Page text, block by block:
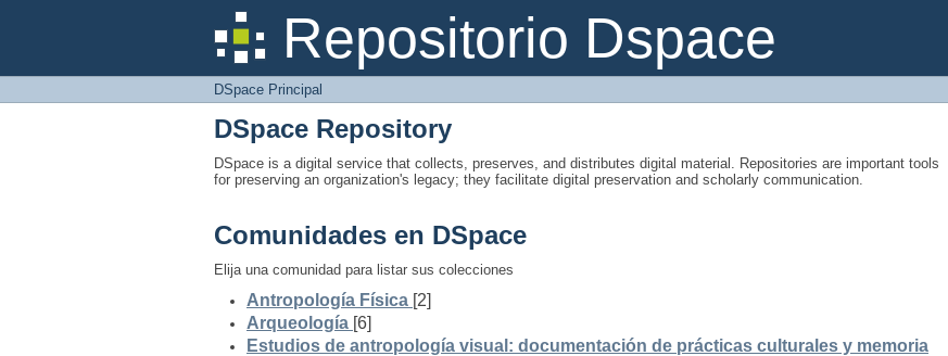
Repositorio Dspace
DSpace Principal
DSpace Principal
DSpace Repository
DSpace is a digital service that collects, preserves, and distributes digital material. Repositories are important tools
for preserving an organization's legacy; they facilitate digital preservation and scholarly communication.
Comunidades en DSpace
Elija una comunidad para listar sus colecciones
Antropología Física [2]
Arqueología [6]
Estudios de antropología visual: documentación de prácticas culturales y memoria